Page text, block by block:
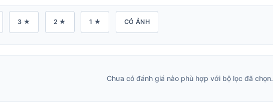
3 ★ 2 ★ 1 ★ CÓ ẢNH
Chưa có đánh giá nào phù hợp với bộ lọc đã chọn.